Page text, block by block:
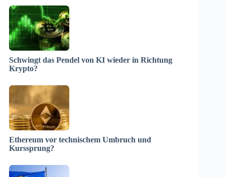
Schwingt das Pendel von KI wieder in Richtung
Krypto?
Ethereum vor technischem Umbruch und
Kurssprung?